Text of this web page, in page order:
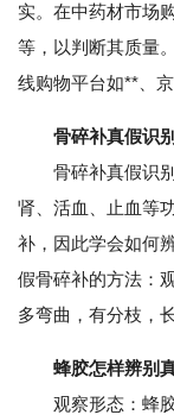
实。在中药材市场
等，以判断其质量
线购物平台如**、
骨碎补真假识别
骨碎补真假识别
肾、活血、止血等
补，因此学会如何
假骨碎补的方法：
多弯曲，有分枝，
蜂胶怎样辨别
观察形态：蜂胶